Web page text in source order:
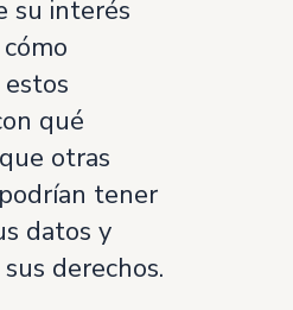
su interés
qué
otras
tener
datos y
derechos.